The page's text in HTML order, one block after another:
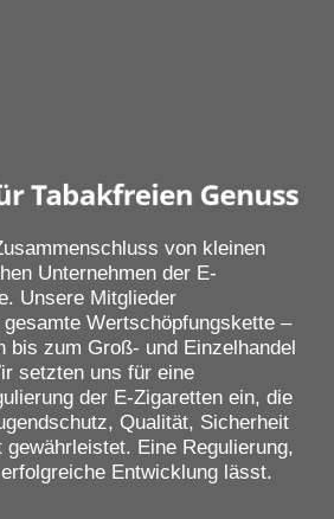
von kleinen
Unternehmen der E-
Unsere Mitglieder
Wertschöpfungskette –
bis zum Groß- und Einzelhandel
setzten uns für eine
der E-Zigaretten ein, die
Qualität, Sicherheit
gewährleistet. Eine Regulierung,
Entwicklung lässt.